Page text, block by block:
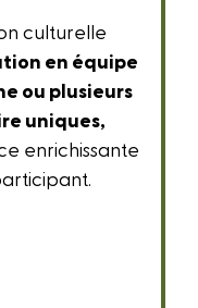
culturelle
en équipe
ou plusieurs
uniques,
enrichissante